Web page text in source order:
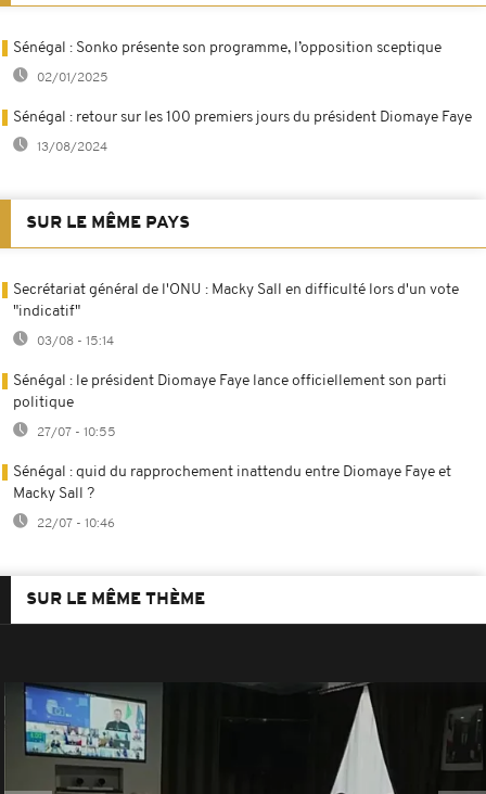
Sénégal : Sonko présente son programme, l’opposition sceptique
02/01/2025
Sénégal : retour sur les 100 premiers jours du président Diomaye Faye
13/08/2024
SUR LE MÊME PAYS
Secrétariat général de l'ONU : Macky Sall en difficulté lors d'un vote
"indicatif"
03/08 - 15:14
Sénégal : le président Diomaye Faye lance officiellement son parti
politique
27/07 - 10:55
Sénégal : quid du rapprochement inattendu entre Diomaye Faye et
Macky Sall ?
22/07 - 10:46
SUR LE MÊME THÈME